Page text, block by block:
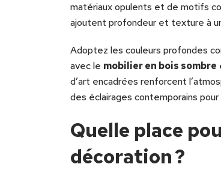
matériaux opulents et de motifs
ajoutent profondeur et texture à
Adoptez les couleurs profondes
avec le mobilier en bois sombre
d’art encadrées renforcent
des éclairages contemporains
Quelle place
décoration ?